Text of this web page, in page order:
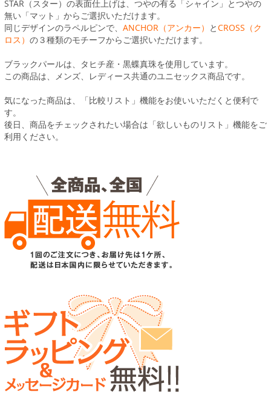
STAR（スター）の表面仕上げは、つやの有る「シャイン」とつやの
無い「マット」からご選択いただけます。
同じデザインのラペルピンで、 ANCHOR（アンカー） とCROSS（ク
ロス） の３種類のモチーフからご選択いただけます。
ブラックパールは、タヒチ産・黒蝶真珠を使用しています。
この商品は、メンズ、レディース共通のユニセックス商品です。
気になった商品は、「比較リスト」機能をお使いいただくと便利で
す。
後日、商品をチェックされたい場合は「欲しいものリスト」機能をご
利用ください。